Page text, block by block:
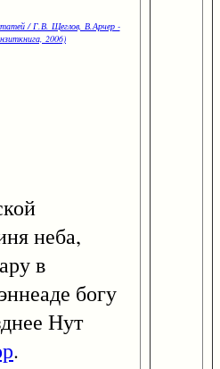
/ Г.В. Щеглов, В.Арчер -
2006)
неба,
в
богу
Нут
.